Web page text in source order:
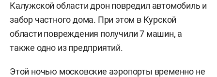
Калужской области дрон повредил автомобиль и
забор частного дома. При этом в Курской
области повреждения получили 7 машин, а
также одно из предприятий.
Этой ночью московские аэропорты временно не